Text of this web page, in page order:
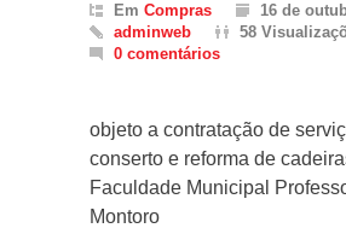
Em Compras
16 de
adminweb
58
0 comentários
objeto a contratação de
conserto e reforma de
Faculdade Municipal
Montoro